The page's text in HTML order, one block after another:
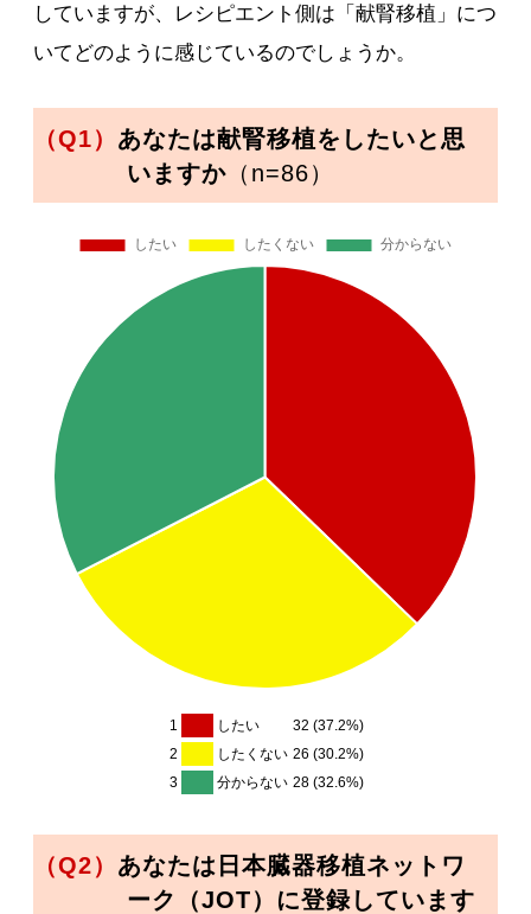
していますが、レシピエント側は「献腎移植」につ
いてどのように感じているのでしょうか。
（Q1） あなたは献腎移植をしたいと思
いますか（n=86）
1 したい
32 (37.2%)
2
したくない 26 (30.2%)
3
分からない 28 (32.6%)
（Q2） あなたは日本臓器移植ネットワ
ーク（JOT）に登録しています